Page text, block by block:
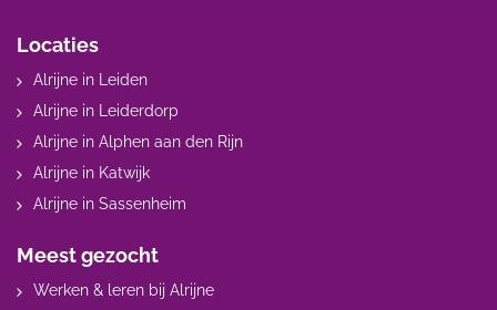
Locaties
Alrijne in Leiden
Alrijne in Leiderdorp
Alrijne in Alphen aan den Rijn
Alrijne in Katwijk
Alrijne in Sassenheim
Meest gezocht
Werken & leren bij Alrijne